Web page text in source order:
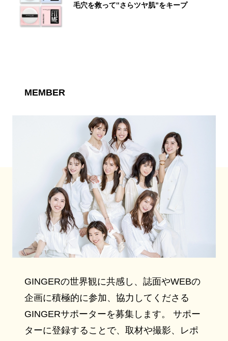
毛穴を救って‟さらツヤ肌”をキープ
MEMBER
GINGERの世界観に共感し、誌面やWEBの
企画に積極的に参加、協力してくださる
GINGERサポーターを募集します。 サポー
ターに登録することで、取材や撮影、レポ